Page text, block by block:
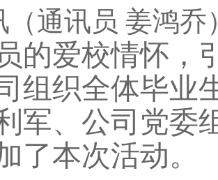
（通讯员 姜鸿乔
的爱校情怀，
组织全体毕业
军、公司党委
了本次活动。